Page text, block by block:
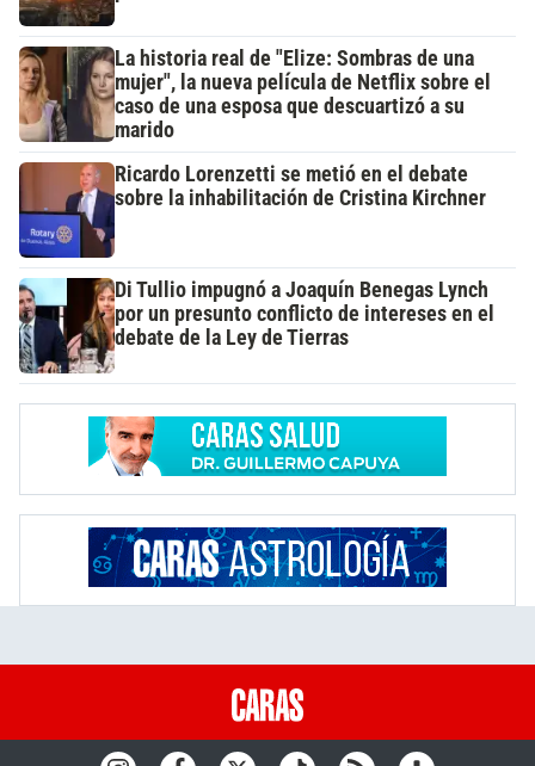
La historia real de "Elize: Sombras de una
mujer", la nueva película de Netflix sobre el
caso de una esposa que descuartizó a su
marido
Ricardo Lorenzetti se metió en el debate
sobre la inhabilitación de Cristina Kirchner
Di Tullio impugnó a Joaquín Benegas Lynch
por un presunto conflicto de intereses en el
debate de la Ley de Tierras